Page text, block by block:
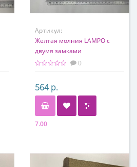
Артикул:
Желтая молния LAMPO с
двумя замками
0
564 р.
7.00